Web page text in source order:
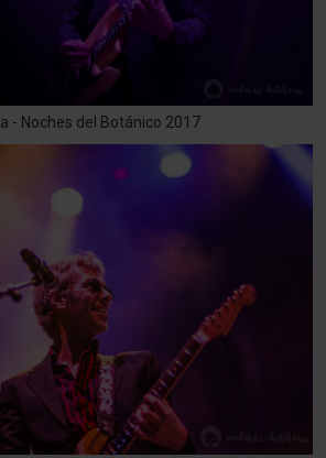
- Noches del Botánico 2017